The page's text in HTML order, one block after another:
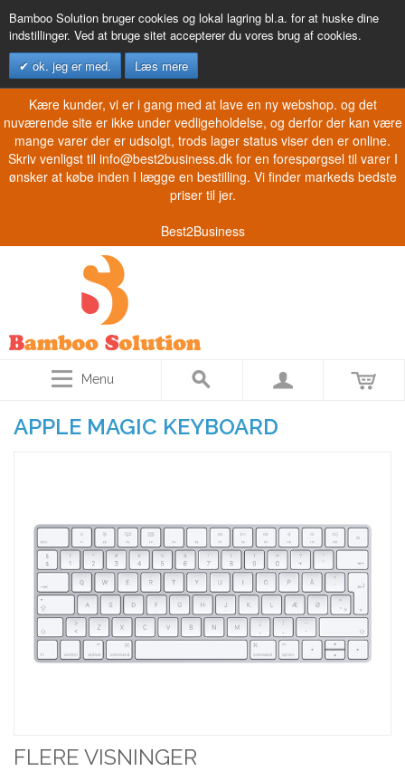
Bamboo Solution bruger cookies og lokal lagring bl.a. for at huske dine
indstillinger. Ved at bruge sitet accepterer du vores brug af cookies.
ok. jeg er med.
Læs mere
Kære kunder, vi er i gang med at lave en ny webshop. og det
nuværende site er ikke under vedligeholdelse, og derfor der kan være
mange varer der er udsolgt, trods lager status viser den er online.
Skriv venligst til info@best2business.dk for en forespørgsel til varer I
ønsker at købe inden I lægge en bestilling. Vi finder markeds bedste
priser til jer.
Best2Business
Menu
APPLE MAGIC KEYBOARD
FLERE VISNINGER